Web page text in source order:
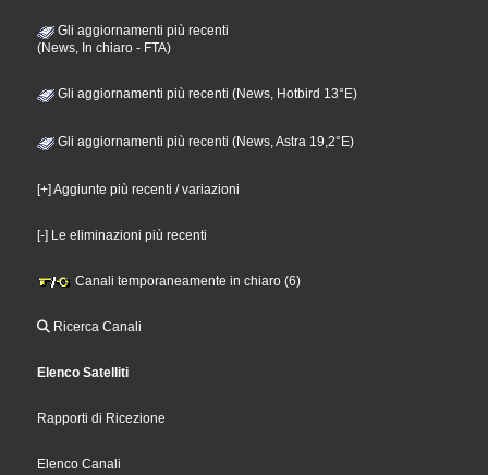
Gli aggiornamenti più recenti
(News, In chiaro - FTA)
Gli aggiornamenti più recenti (News, Hotbird 13°E)
Gli aggiornamenti più recenti (News, Astra 19,2°E)
[+] Aggiunte più recenti / variazioni
[-] Le eliminazioni più recenti
Canali temporaneamente in chiaro (6)
Ricerca Canali
Elenco Satelliti
Rapporti di Ricezione
Elenco Canali